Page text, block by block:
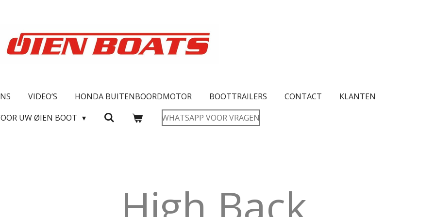
VIDEO’S HONDA BUITENBOORDMOTOR BOOTTRAILERS CONTACT
KLANTEN
UW ØIEN BOOT
WHATSAPP VOOR VRAGEN
High Back